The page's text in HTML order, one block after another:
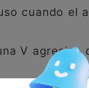
cuando el
V agresiva